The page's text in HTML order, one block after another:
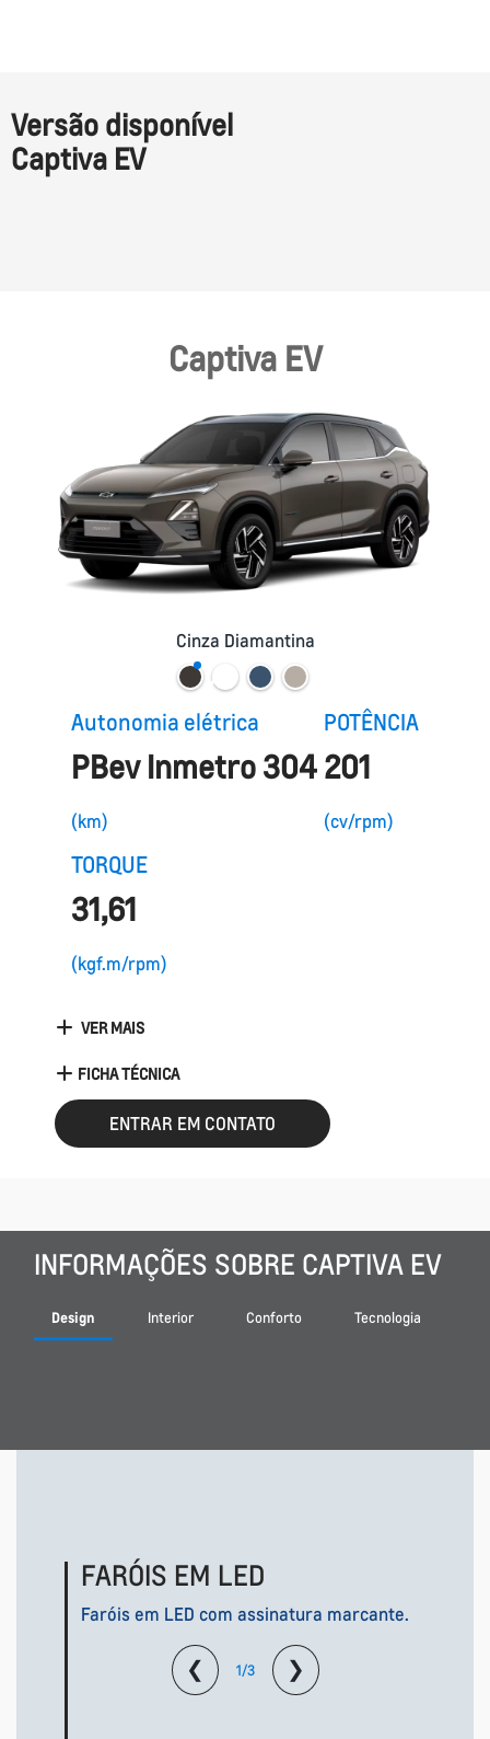
Versão disponível
Captiva EV
Captiva EV
Cinza Diamantina
Autonomia elétrica
PBev Inmetro 304
(km)
POTÊNCIA
201
(cv/rpm)
TORQUE
31,61
(kgf.m/rpm)
VER MAIS
FICHA TÉCNICA
ENTRAR EM CONTATO
INFORMAÇÕES SOBRE CAPTIVA EV
Design Interior Conforto Tecnologia
FARÓIS EM LED
Faróis em LED com assinatura marcante.
❮ 1/3 ❯